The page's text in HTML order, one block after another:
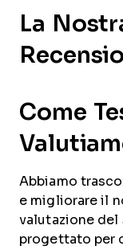
La
Come
Abbiamo
e migliorare il
valutazione del
progettato per